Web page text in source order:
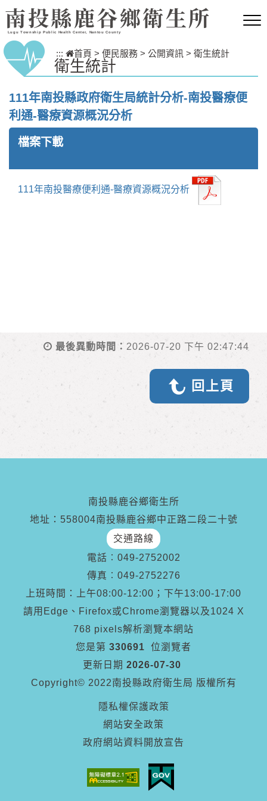
跳到主要內容區塊
南投縣鹿谷鄉衛生所
Lugu Township Public Health Center, Nantou County
::: 首頁 > 便民服務 > 公開資訊 > 衛生統計
衛生統計
111年南投縣政府衛生局統計分析-南投醫療便
利通-醫療資源概況分析
檔案下載
111年南投醫療便利通-醫療資源概況分析
最後異動時間： 2026-07-20 下午 02:47:44
回上頁
南投縣鹿谷鄉衛生所
地址：558004南投縣鹿谷鄉中正路二段二十號
交通路線
電話︰ 049-2752002
傳真︰ 049-2752276
上班時間：上午08:00-12:00；下午13:00-17:00
請用Edge、Firefox或Chrome瀏覽器以及1024 X
768 pixels解析瀏覽本網站
您是第 330691
位瀏覽者
更新日期 2026-07-30
Copyright© 2022南投縣政府衛生局 版權所有
隱私權保護政策
網站安全政策
政府網站資料開放宣告